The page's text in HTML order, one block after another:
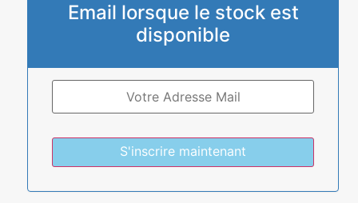
Email lorsque le stock est
disponible
S'inscrire maintenant